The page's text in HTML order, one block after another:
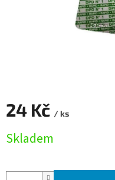
24 Kč / ks
Skladem